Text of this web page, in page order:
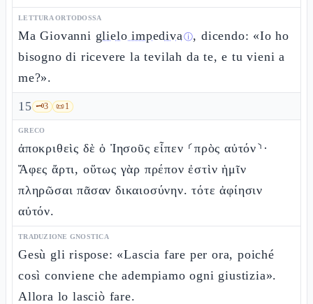
LETTURA ORTODOSSA
Ma Giovanni glielo impedivaⓘ, dicendo: «Io ho
bisogno di ricevere la tevilah da te, e tu vieni a
me?».
15 🗝️3 📜1
GRECO
ἀποκριθεὶς δὲ ὁ Ἰησοῦς εἶπεν ⸂πρὸς αὐτόν⸃·
Ἄφες ἄρτι, οὕτως γὰρ πρέπον ἐστὶν ἡμῖν
πληρῶσαι πᾶσαν δικαιοσύνην. τότε ἀφίησιν
αὐτόν.
TRADUZIONE GNOSTICA
Gesù gli rispose: «Lascia fare per ora, poiché
così conviene che adempiamo ogni giustizia».
Allora lo lasciò fare.